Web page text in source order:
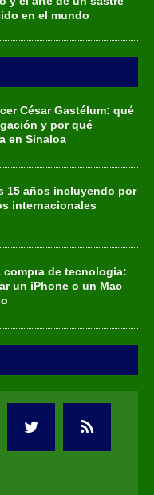
en el mundo
César Gastélum: qué
y por qué
en Sinaloa
15 años incluyendo por
internacionales
de tecnología:
un iPhone o un Mac